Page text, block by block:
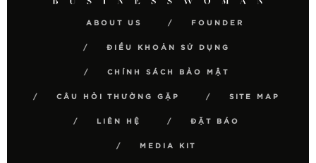
ABOUT US FOUNDER
ĐIỀU KHOẢN SỬ DỤNG
CHÍNH SÁCH BẢO MẬT
CÂU HỎI THƯỜNG GẶP SITE MAP
LIÊN HỆ ĐẶT BÁO
MEDIA KIT